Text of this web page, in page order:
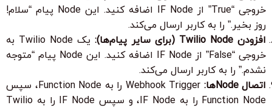
خروجی “True” از IF Node اضافه کنید. این Node پیام “سلام!
روز بخیر.” را به کاربر ارسال می‌کند.
افزودن Twilio Node (برای سایر پیام‌ها):
یک Twilio Node به
خروجی “False” از IF Node اضافه کنید. این Node پیام “متوجه
نشدم.” را به کاربر ارسال می‌کند.
اتصال Nodeها:
Webhook Trigger را به Function Node، سپس
Function Node را به IF Node، و سپس IF Node را به Twilio